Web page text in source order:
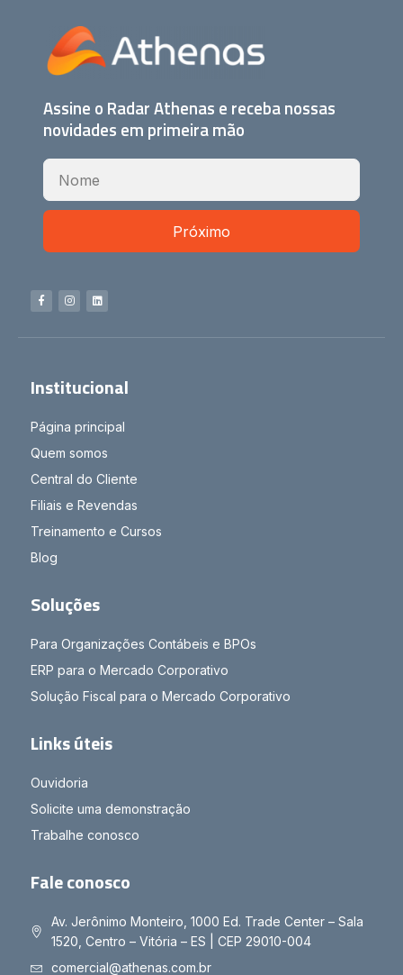
Assine o Radar Athenas e receba nossas
novidades em primeira mão
Próximo
Institucional
Página principal
Quem somos
Central do Cliente
Filiais e Revendas
Treinamento e Cursos
Blog
Soluções
Para Organizações Contábeis e BPOs
ERP para o Mercado Corporativo
Solução Fiscal para o Mercado Corporativo
Links úteis
Ouvidoria
Solicite uma demonstração
Trabalhe conosco
Fale conosco
Av. Jerônimo Monteiro, 1000 Ed. Trade Center – Sala
1520, Centro – Vitória – ES | CEP 29010-004
comercial@athenas.com.br